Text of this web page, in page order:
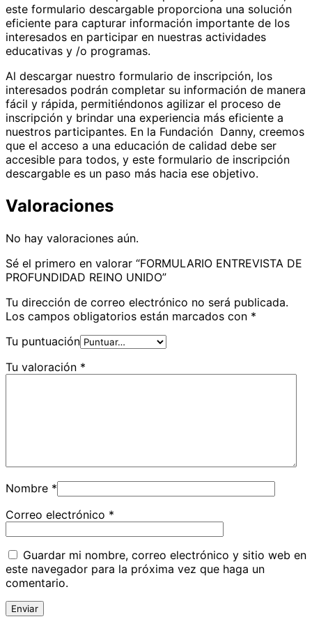
este formulario descargable proporciona una solución
eficiente para capturar información importante de los
interesados en participar en nuestras actividades
educativas y /o programas.
Al descargar nuestro formulario de inscripción, los
interesados podrán completar su información de manera
fácil y rápida, permitiéndonos agilizar el proceso de
inscripción y brindar una experiencia más eficiente a
nuestros participantes. En la Fundación Danny, creemos
que el acceso a una educación de calidad debe ser
accesible para todos, y este formulario de inscripción
descargable es un paso más hacia ese objetivo.
Valoraciones
No hay valoraciones aún.
Sé el primero en valorar “FORMULARIO ENTREVISTA DE
PROFUNDIDAD REINO UNIDO”
Tu dirección de correo electrónico no será publicada.
Los campos obligatorios están marcados con *
Tu puntuación
Tu valoración *
Nombre *
Correo electrónico *
Guardar mi nombre, correo electrónico y sitio web en
este navegador para la próxima vez que haga un
comentario.